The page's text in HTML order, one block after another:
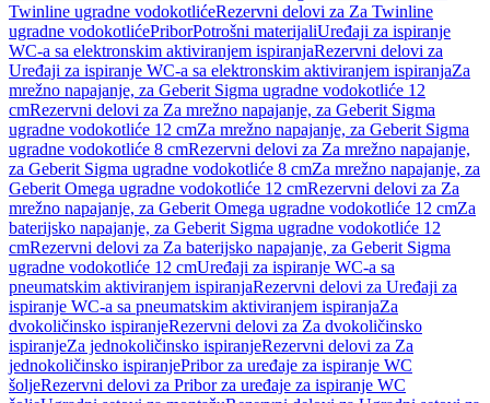
Twinline ugradne vodokotlićeRezervni delovi za Za Twinline
ugradne vodokotlićePriborPotrošni materijaliUređaji za ispiranje
WC-a sa elektronskim aktiviranjem ispiranjaRezervni delovi za
Uređaji za ispiranje WC-a sa elektronskim aktiviranjem ispiranjaZa
mrežno napajanje, za Geberit Sigma ugradne vodokotliće 12
cmRezervni delovi za Za mrežno napajanje, za Geberit Sigma
ugradne vodokotliće 12 cmZa mrežno napajanje, za Geberit Sigma
ugradne vodokotliće 8 cmRezervni delovi za Za mrežno napajanje,
za Geberit Sigma ugradne vodokotliće 8 cmZa mrežno napajanje, za
Geberit Omega ugradne vodokotliće 12 cmRezervni delovi za Za
mrežno napajanje, za Geberit Omega ugradne vodokotliće 12 cmZa
baterijsko napajanje, za Geberit Sigma ugradne vodokotliće 12
cmRezervni delovi za Za baterijsko napajanje, za Geberit Sigma
ugradne vodokotliće 12 cmUređaji za ispiranje WC-a sa
pneumatskim aktiviranjem ispiranjaRezervni delovi za Uređaji za
ispiranje WC-a sa pneumatskim aktiviranjem ispiranjaZa
dvokoličinsko ispiranjeRezervni delovi za Za dvokoličinsko
ispiranjeZa jednokoličinsko ispiranjeRezervni delovi za Za
jednokoličinsko ispiranjePribor za uređaje za ispiranje WC
šoljeRezervni delovi za Pribor za uređaje za ispiranje WC